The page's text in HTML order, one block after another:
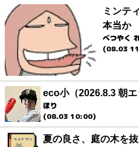
ミンテ
本当か
べつやく
(08.03
eco小（2026.8.3 朝エ
ほり
(08.03 10:00)
夏の良さ、庭の木を